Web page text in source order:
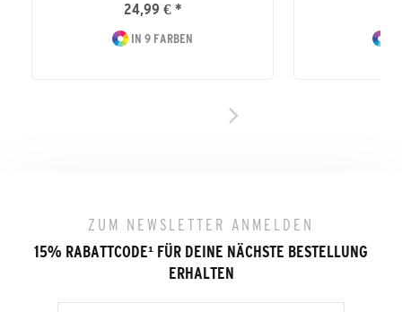
24,99 € *
IN 9 FARBEN
ZUM NEWSLETTER ANMELDEN
15% RABATTCODE¹ FÜR DEINE NÄCHSTE BESTELLUNG
ERHALTEN